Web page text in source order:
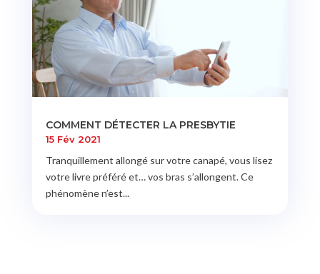
COMMENT DÉTECTER LA PRESBYTIE
15 Fév 2021
Tranquillement allongé sur votre canapé, vous lisez
votre livre préféré et… vos bras s’allongent. Ce
phénomène n’est...